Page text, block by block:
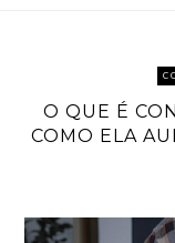
O QUE É
COMO ELA